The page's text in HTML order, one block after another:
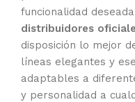
funcionalidad
distribuidores
disposición lo mejor
líneas elegantes y
adaptables a
y personalidad a